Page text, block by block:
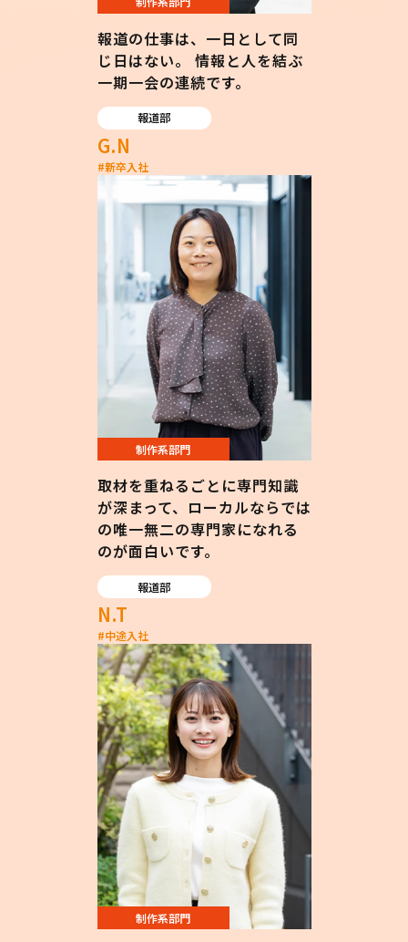
報道の仕事は、一日として同
じ日はない。 情報と人を結ぶ
一期一会の連続です。
報道部
G.N
#新卒入社
制作系部門
取材を重ねるごとに専門知識
が深まって、ローカルならでは
の唯一無二の専門家になれる
のが面白いです。
報道部
N.T
#中途入社
制作系部門